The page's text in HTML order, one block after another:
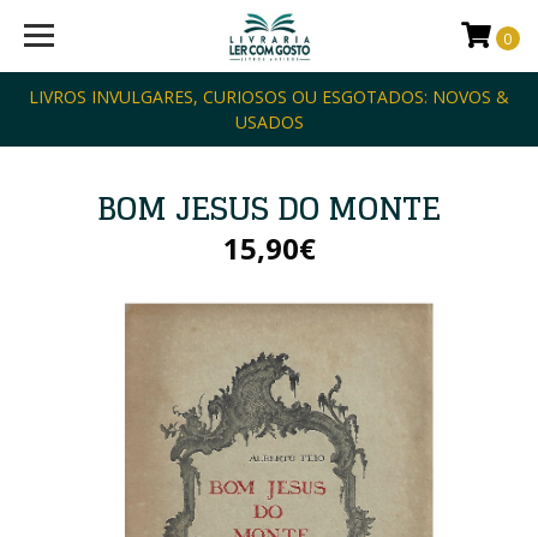
LIVROS INVULGARES, CURIOSOS OU ESGOTADOS: NOVOS &
USADOS
0
BOM JESUS DO MONTE
15,90€